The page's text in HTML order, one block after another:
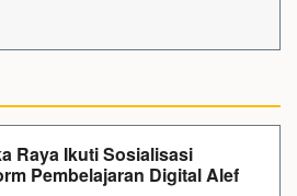
Raya Ikuti Sosialisasi
Pembelajaran Digital Alef